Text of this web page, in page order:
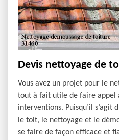
Devis nettoyage de
Vous avez un projet pour le
tout à fait utile de faire appel
interventions. Puisqu’il s’agit
le toit, le nettoyage et le
se faire de façon efficace et